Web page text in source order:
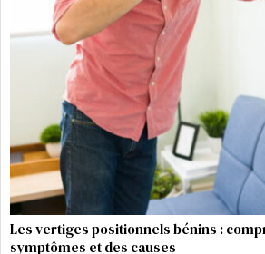
Les vertiges positionnels bénins :
symptômes et des causes